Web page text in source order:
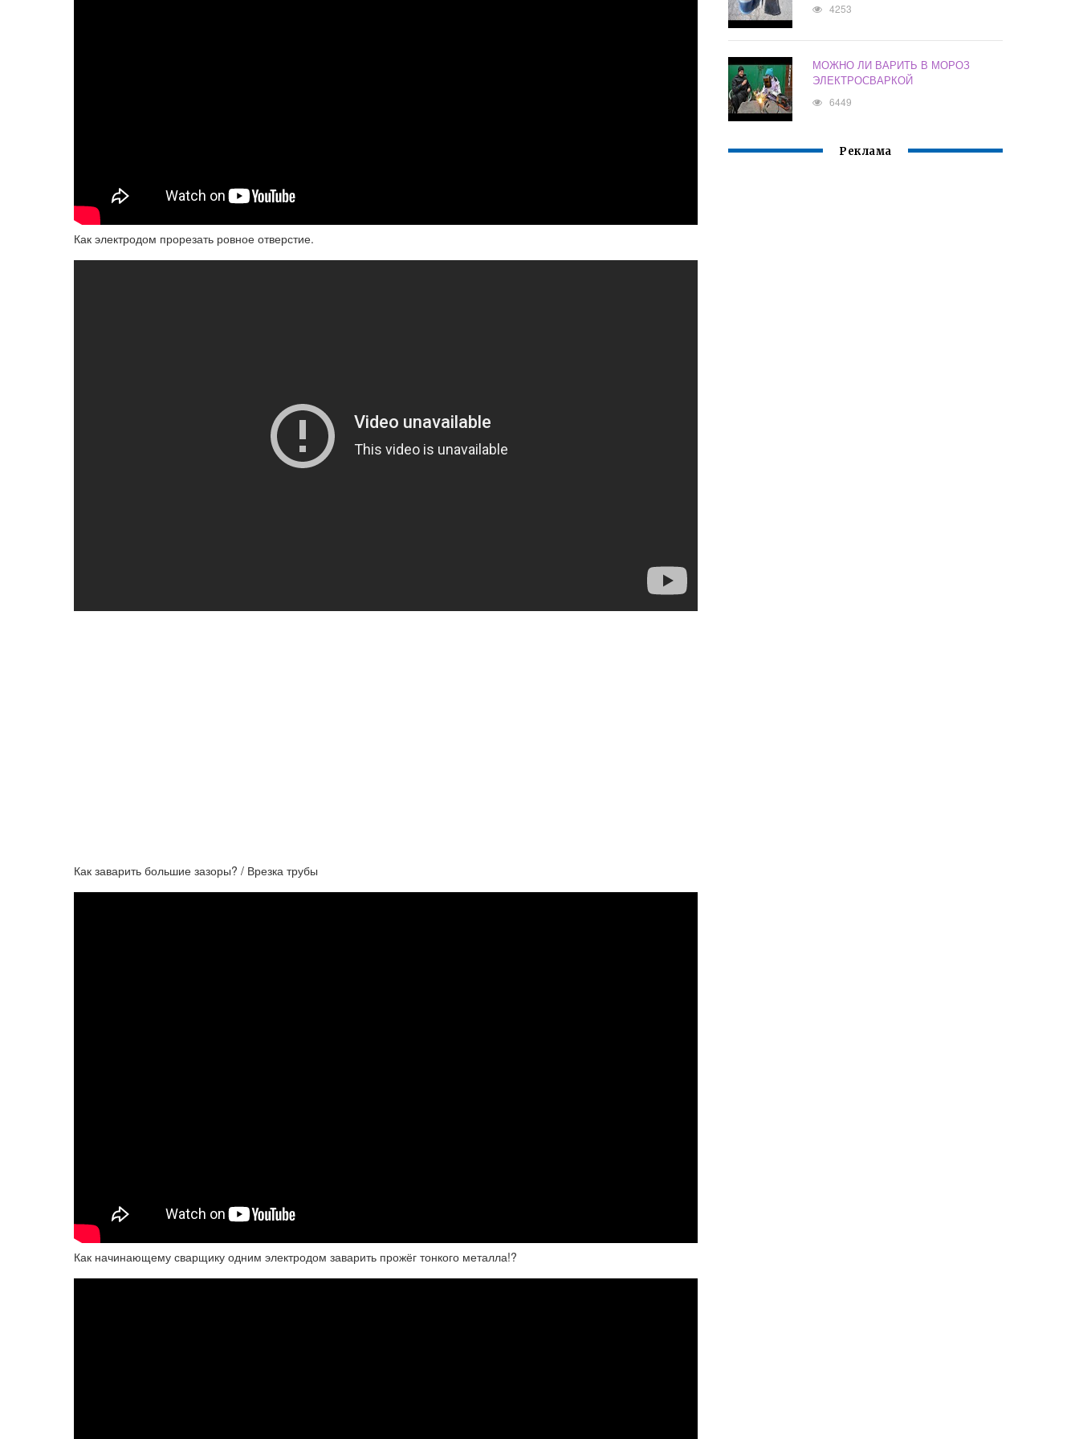
Как электродом прорезать ровное отверстие.
Как заварить большие зазоры? / Врезка трубы
Как начинающему сварщику одним электродом заварить прожёг тонкого металла!?
4253
МОЖНО ЛИ ВАРИТЬ В МОРОЗ
ЭЛЕКТРОСВАРКОЙ
6449
Реклама